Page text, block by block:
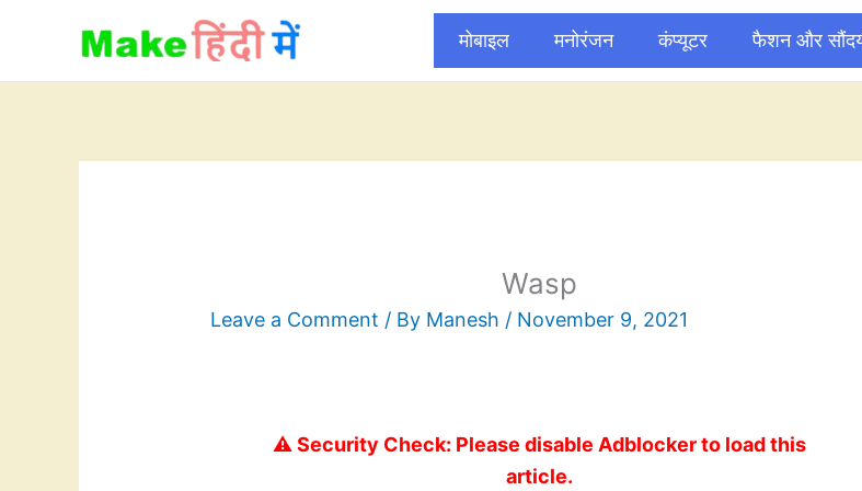
content
मोबाइल मनोरंजन कंप्यूटर फैशन और
Wasp
Leave a Comment / By Manesh / November 9, 2021
⚠️ Security Check: Please disable Adblocker to load this
article.